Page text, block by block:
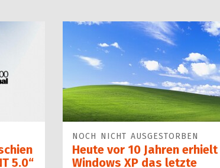
5.0“
NOCH NICHT AUSGESTORBEN
Heute vor 10 Jahren erhielt
Windows XP das letzte